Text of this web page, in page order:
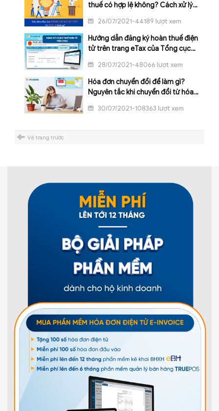
thuế có hợp lệ không? Cách xử lý
26/07/2021-44189 lượt xem
Hướng dẫn đăng ký hoàn thuế điện
tử trên trang eTax của Tổng cục
28/07/2021-48066 lượt xem
Hóa đơn chuyển đổi để làm gì?
Nguyên tắc khi chuyển đổi từ hóa
30/07/2021-108363 lượt xem
Về trang trước